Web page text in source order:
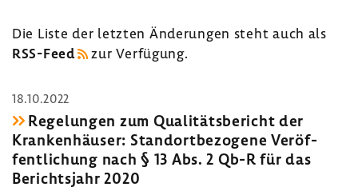
Die Liste der letzten Ände­rungen steht auch als
RSS-​Feed
zur Verfü­gung.
18.10.2022
Rege­lungen zum Quali­täts­be­richt der
Kran­ken­häuser: Stand­ort­be­zo­gene Veröf­
fent­li­chung nach § 13 Abs. 2 Qb-R für das
Berichts­jahr 2020